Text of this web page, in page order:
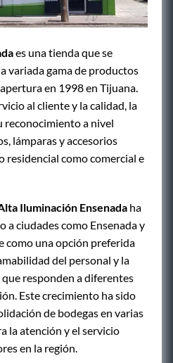
es una tienda que se
variada gama de productos
en 1998 en Tijuana.
al cliente y la calidad, la
reconocimiento a nivel
lámparas y accesorios
residencial como comercial e
Iluminación Ensenada ha
a ciudades como Ensenada y
como una opción preferida
del personal y la
responden a diferentes
Este crecimiento ha sido
de bodegas en varias
la atención y el servicio
en la región.